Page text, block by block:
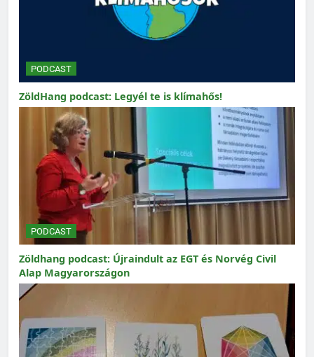
PODCAST
ZöldHang podcast: Legyél te is klímahős!
PODCAST
Zöldhang podcast: Újraindult az EGT és Norvég Civil
Alap Magyarországon